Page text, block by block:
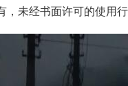
，未经书面许可的使用